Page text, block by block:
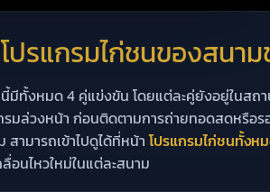
ปรแกรมไก่ชนของสนาม
มีทั้งหมด 4 คู่แข่งขัน โดยแต่ละคู่ยังอยู่ในสถ
มล่วงหน้า ก่อนติดตามการถ่ายทอดสดหรือ
สามารถเข้าไปดูได้ที่หน้าโปรแกรมไก่ชนทั้งห
อนไหวใหม่ในแต่ละสนาม